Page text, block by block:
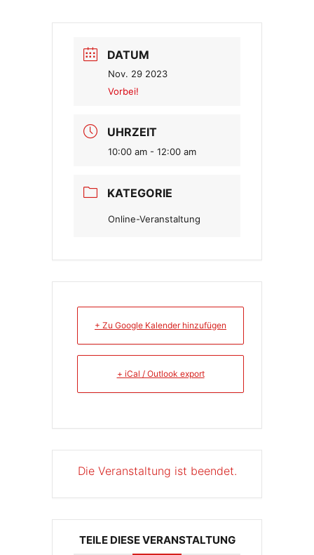
DATUM
Nov. 29 2023
Vorbei!
UHRZEIT
10:00 am - 12:00 am
KATEGORIE
Online-Veranstaltung
+ Zu Google Kalender hinzufügen
+ iCal / Outlook export
Die Veranstaltung ist beendet.
TEILE DIESE VERANSTALTUNG